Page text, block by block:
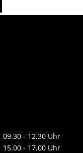
09.30 - 12.30 Uhr
15.00 - 17.00 Uhr